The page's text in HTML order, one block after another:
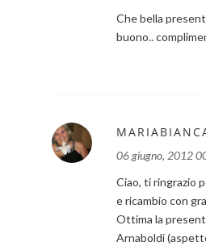
Che bella
buono..
06 giugno, 2012
Ciao, ti ringrazio
e ricambio con
Ottima la
Arnaboldi